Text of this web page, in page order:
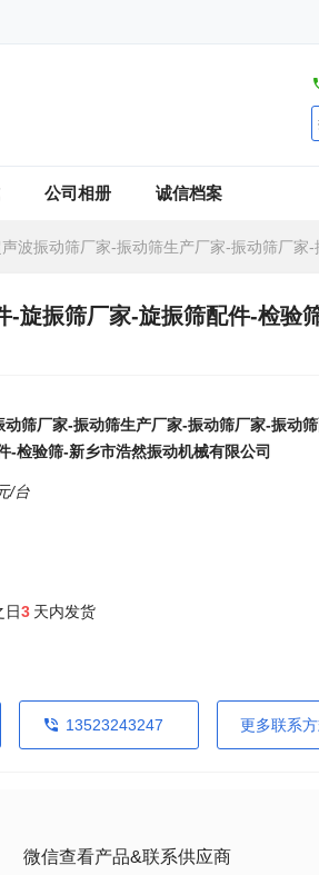
公司相册 诚信档案
厂家-振动筛生产厂家-振动筛厂家-振动筛配件-旋振筛厂家-旋振筛配件-检验筛-新乡市浩然振动机械有限
旋振筛厂家-旋振筛配件-检验
动筛厂家-振动筛生产厂家-振动筛厂家-振动
-检验筛-新乡市浩然振动机械有限公司
/台
日3 天内发货
13523243247 更多联系
微信查看产品&联系供应商